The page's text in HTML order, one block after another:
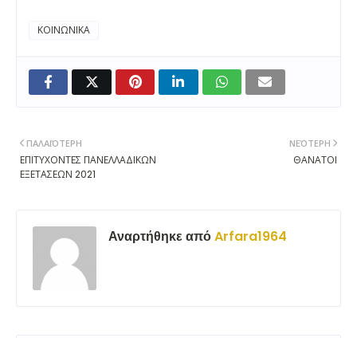
ΚΟΙΝΩΝΙΚΑ
ΝΕΌΤΕΡΗ
ΘΑΝΑΤΟΙ
ΠΑΛΑΙΌΤΕΡΗ
ΕΠΙΤΥΧΟΝΤΕΣ ΠΑΝΕΛΛΑΔΙΚΩΝ
ΕΞΕΤΑΣΕΩΝ 2021
Αναρτήθηκε απόArfara1964